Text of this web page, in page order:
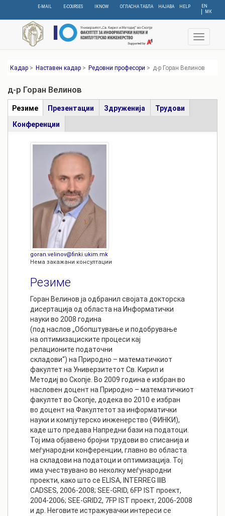
content
EN
МК
E-MAIL E-COURSES IKNOW ОГЛАСНА ТАБЛА НАЈАВА HELP
Toggle
Кадар > Наставен кадар > Редовни професори > д-р Горан Велинов
д-р Горан Велинов
Табови
Резиме (active
tab)
Презентации Здруженија Трудови
Конференции
goran.velinov@finki.ukim.mk
Нема закажани консултации
Резиме
Горан Велинов ја одбранил својата докторска
дисертација од областа на Информатички
науки во 2008 година
(под наслов „Обопштување и подобрување
на оптимизациските процеси кај
релационите податочни
складови“) на Природно – математичкиот
факултет на Универзитетот Св. Кирил и
Методиј во Скопје. Во 2009 година е избран во
насловен доцент на Природно – математичкиот
факултет во Скопје, додека во 2010 е избран
во доцент на Факултетот за информатички
науки и компјутерско инженерство (ФИНКИ),
каде што предава Напредни бази на податоци.
Тој има објавено бројни трудови во списанија и
меѓународни конференции, главно во областа
на складови на податоци и оптимизација. Тој
има учествувано во неколку меѓународни
проекти, како што се ELISA, INTERREG IIIB
CADSES, 2006-2008; SEE-GRID, 6FP IST проект,
2004-2006; SEE-GRID2, 7FP IST проект, 2006-2008
и др. Неговите истражувачки интереси се